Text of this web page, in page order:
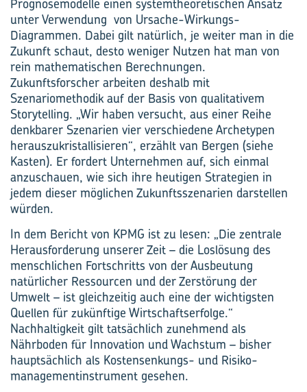
Prognosemodelle einen systemtheoretischen Ansatz
unter Verwendung von Ursache-Wirkungs-
Diagrammen. Dabei gilt natürlich, je weiter man in die
Zukunft schaut, desto weniger Nutzen hat man von
rein mathematischen Berechnungen.
Zukunftsforscher arbeiten deshalb mit
Szenariomethodik auf der Basis von qualitativem
Storytelling. „Wir haben versucht, aus einer Reihe
denkbarer Szenarien vier verschiedene Archetypen
herauszukristallisieren“, erzählt van Bergen (siehe
Kasten). Er fordert Unternehmen auf, sich einmal
anzuschauen, wie sich ihre heutigen Strategien in
jedem dieser möglichen Zukunftsszenarien darstellen
würden.
In dem Bericht von KPMG ist zu lesen: „Die zentrale
Herausforderung unserer Zeit – die Loslösung des
menschlichen Fortschritts von der Ausbeutung
natürlicher Ressourcen und der Zerstörung der
Umwelt – ist gleichzeitig auch eine der wichtigsten
Quellen für zukünftige Wirtschaftserfolge.“
Nachhaltigkeit gilt tatsächlich zunehmend als
Nährboden für Innovation und Wachstum – bisher
hauptsächlich als Kostensenkungs- und Risiko­
managementinstrument gesehen.